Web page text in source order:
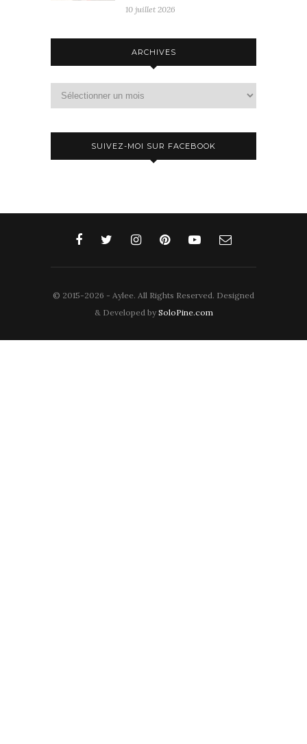
10 juillet 2026
ARCHIVES
SUIVEZ-MOI SUR FACEBOOK
© 2015-2026 - Aylee. All Rights Reserved. Designed
& Developed by SoloPine.com